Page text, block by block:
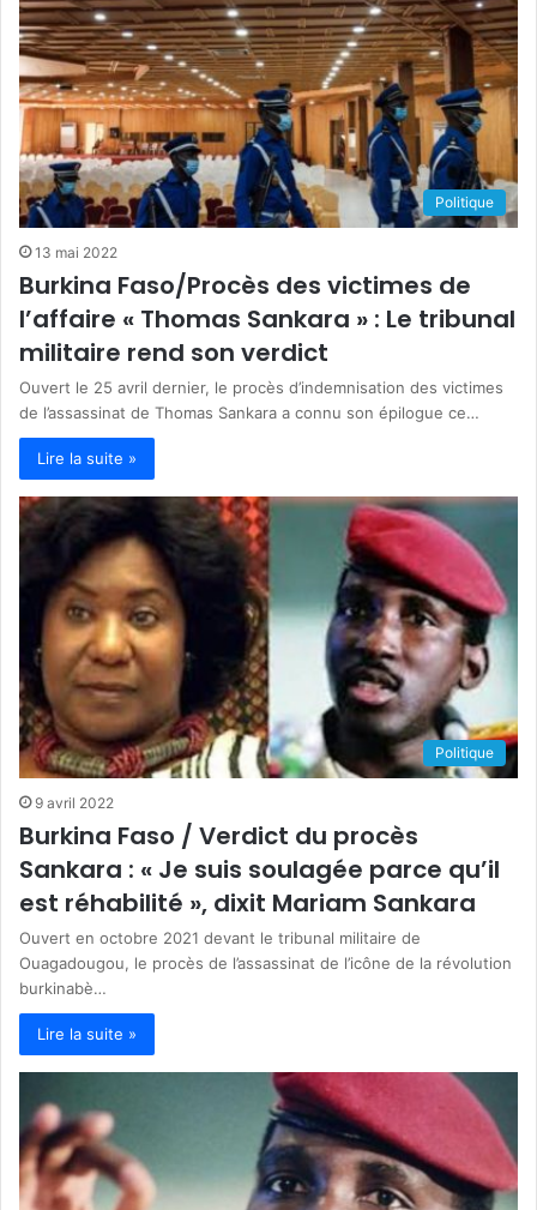
Politique
13 mai 2022
Burkina Faso/Procès des victimes de
l’affaire « Thomas Sankara » : Le tribunal
militaire rend son verdict
Ouvert le 25 avril dernier, le procès d’indemnisation des victimes
de l’assassinat de Thomas Sankara a connu son épilogue ce…
Lire la suite »
Politique
9 avril 2022
Burkina Faso / Verdict du procès
Sankara : « Je suis soulagée parce qu’il
est réhabilité », dixit Mariam Sankara
Ouvert en octobre 2021 devant le tribunal militaire de
Ouagadougou, le procès de l’assassinat de l’icône de la révolution
burkinabè…
Lire la suite »